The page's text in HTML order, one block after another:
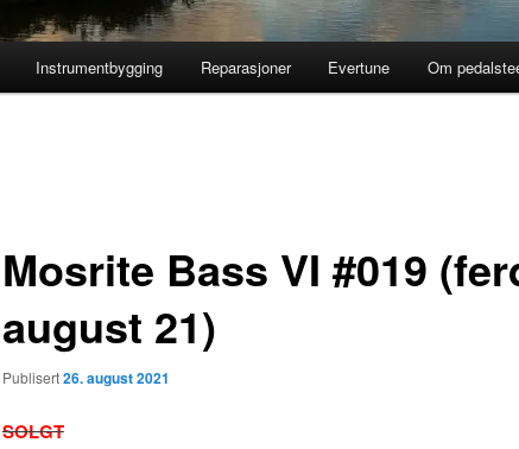
Instrumentbygging Reparasjoner Evertune Om
Mosrite Bass VI #019
august 21)
Publisert26. august 2021
SOLGT